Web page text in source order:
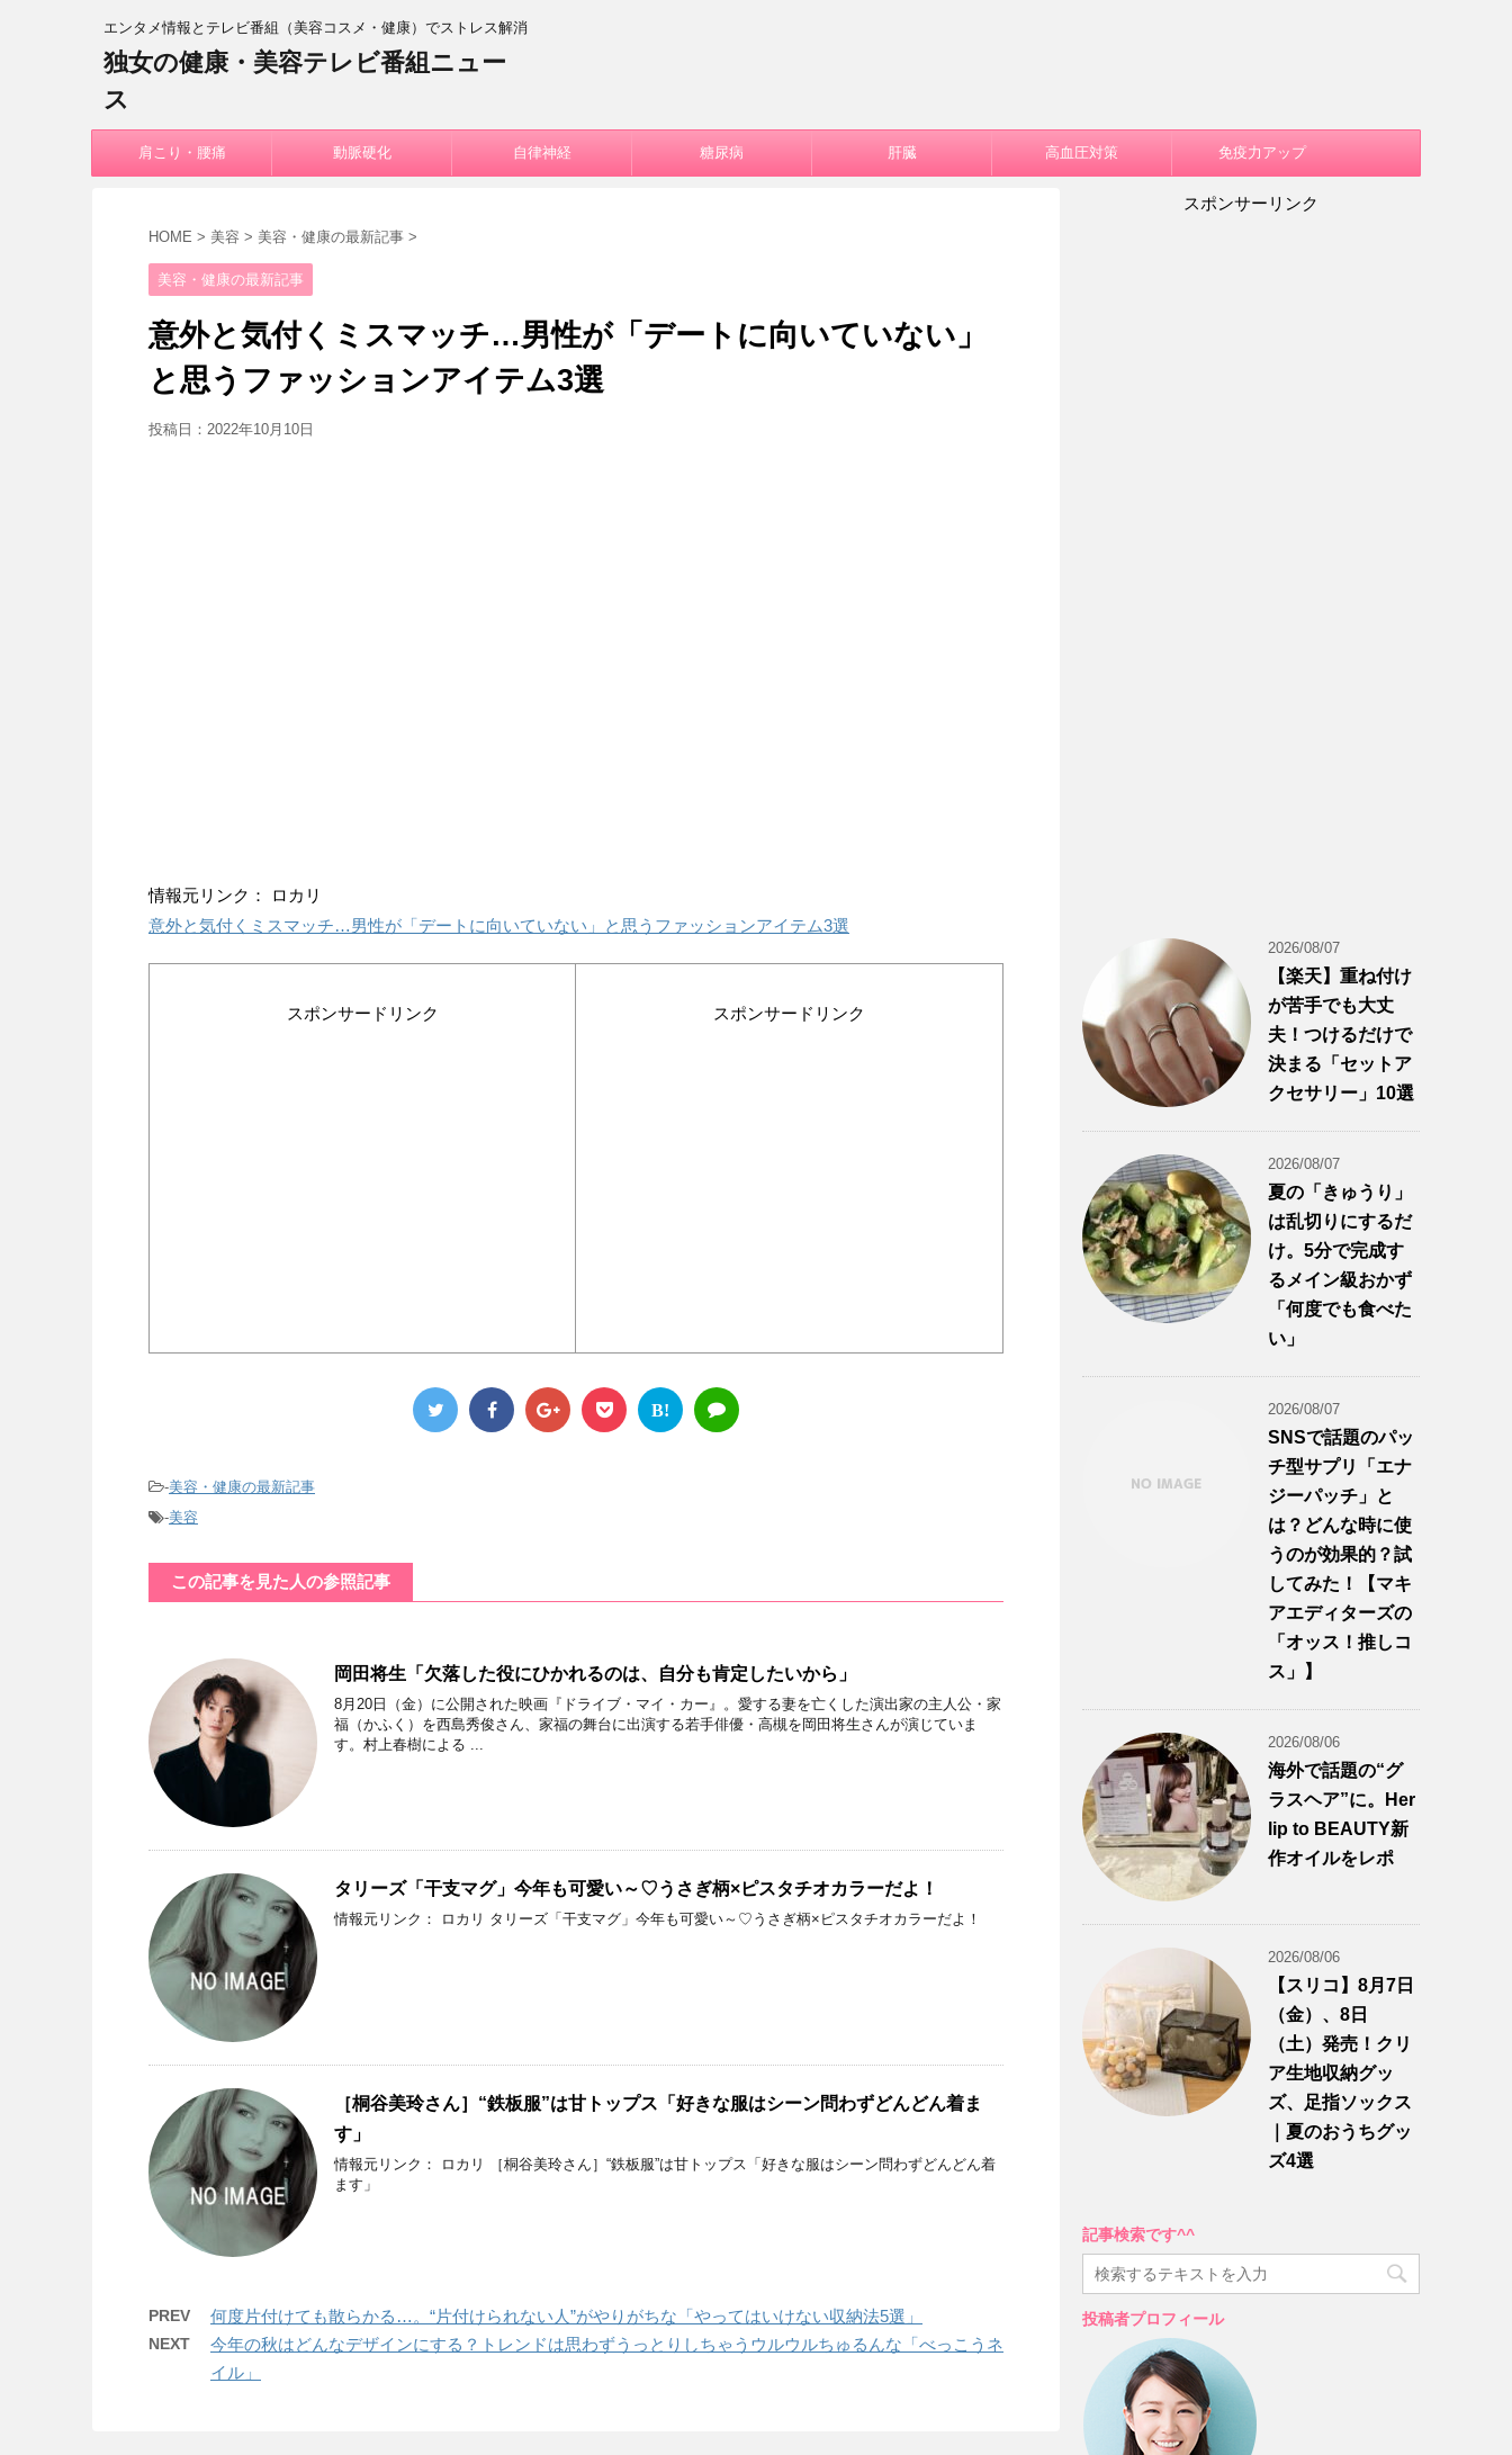
エンタメ情報とテレビ番組（美容コスメ・健康）でストレス解消
独女の健康・美容テレビ番組ニュー
ス
肩こり・腰痛 動脈硬化 自律神経 糖尿病 肝臓 高血圧対策 免疫力アップ
HOME > 美容 > 美容・健康の最新記事 >
美容・健康の最新記事
意外と気付くミスマッチ…男性が「デートに向いていない」
と思うファッションアイテム3選
投稿日： 2022年10月10日
情報元リンク： ロカリ
意外と気付くミスマッチ…男性が「デートに向いていない」と思うファッションアイテム3選
スポンサードリンク スポンサードリンク
B!
-美容・健康の最新記事
-美容
この記事を見た人の参照記事
岡田将生「欠落した役にひかれるのは、自分も肯定したいから」
8月20日（金）に公開された映画『ドライブ・マイ・カー』。愛する妻を亡くした演出家の主人公・家
福（かふく）を西島秀俊さん、家福の舞台に出演する若手俳優・高槻を岡田将生さんが演じていま
す。村上春樹による ...
タリーズ「干支マグ」今年も可愛い～♡うさぎ柄×ピスタチオカラーだよ！
情報元リンク： ロカリ タリーズ「干支マグ」今年も可愛い～♡うさぎ柄×ピスタチオカラーだよ！
［桐谷美玲さん］“鉄板服”は甘トップス「好きな服はシーン問わずどんどん着ま
す」
情報元リンク： ロカリ ［桐谷美玲さん］“鉄板服”は甘トップス「好きな服はシーン問わずどんどん着
ます」
PREV 何度片付けても散らかる…。“片付けられない人”がやりがちな「やってはいけない収納法5選」
NEXT
今年の秋はどんなデザインにする？トレンドは思わずうっとりしちゃうウルウルちゅるんな「べっこうネ
イル」
スポンサーリンク
2026/08/07
【楽天】重ね付け
が苦手でも大丈
夫！つけるだけで
決まる「セットア
クセサリー」10選
2026/08/07
夏の「きゅうり」
は乱切りにするだ
け。5分で完成す
るメイン級おかず
「何度でも食べた
い」
2026/08/07
SNSで話題のパッ
チ型サプリ「エナ
ジーパッチ」と
は？どんな時に使
うのが効果的？試
してみた！【マキ
アエディターズの
「オッス！推しコ
ス」】
2026/08/06
海外で話題の“グ
ラスヘア”に。Her
lip to BEAUTY新
作オイルをレポ
2026/08/06
【スリコ】8月7日
（金）、8日
（土）発売！クリ
ア生地収納グッ
ズ、足指ソックス
｜夏のおうちグッ
ズ4選
記事検索です^^
投稿者プロフィール